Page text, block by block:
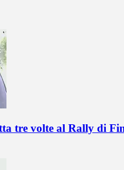
tre volte al Rally di